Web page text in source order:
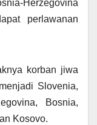
Herzegovina
perlawanan
korban jiwa
Slovenia,
Bosnia,
Kosovo.